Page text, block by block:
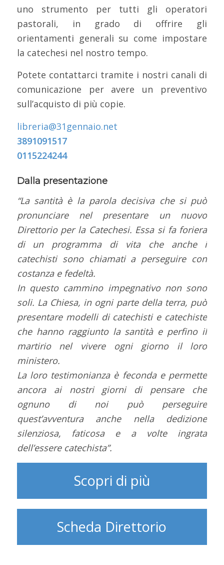
uno strumento per tutti gli operatori
pastorali, in grado di offrire gli
orientamenti generali su come impostare
la catechesi nel nostro tempo.
Potete contattarci tramite i nostri canali di
comunicazione per avere un preventivo
sull’acquisto di più copie.
libreria@31gennaio.net
3891091517
0115224244
Dalla presentazione
“La santità è la parola decisiva che si può
pronunciare nel presentare un nuovo
Direttorio per la Catechesi. Essa si fa foriera
di un programma di vita che anche i
catechisti sono chiamati a perseguire con
costanza e fedeltà.
In questo cammino impegnativo non sono
soli. La Chiesa, in ogni parte della terra, può
presentare modelli di catechisti e catechiste
che hanno raggiunto la santità e perfino il
martirio nel vivere ogni giorno il loro
ministero.
La loro testimonianza è feconda e permette
ancora ai nostri giorni di pensare che
ognuno di noi può perseguire
quest’avventura anche nella dedizione
silenziosa, faticosa e a volte ingrata
dell’essere catechista”.
Scopri di più
Scheda Direttorio